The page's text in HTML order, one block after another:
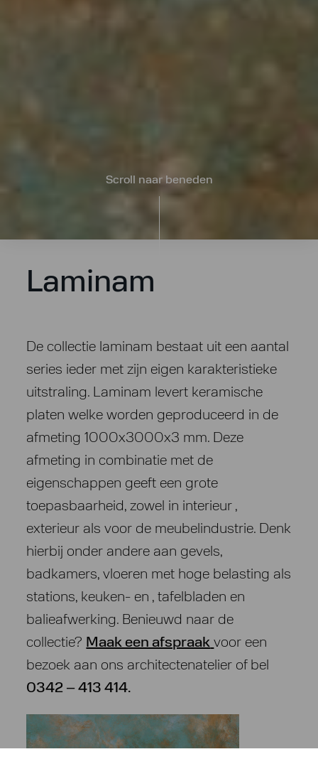
Scroll naar beneden
Laminam
De collectie laminam bestaat uit een aantal
series ieder met zijn eigen karakteristieke
uitstraling. Laminam levert keramische
platen welke worden geproduceerd in de
afmeting 1000x3000x3 mm. Deze
afmeting in combinatie met de
eigenschappen geeft een grote
toepasbaarheid, zowel in interieur ,
exterieur als voor de meubelindustrie. Denk
hierbij onder andere aan gevels,
badkamers, vloeren met hoge belasting als
stations, keuken- en , tafelbladen en
balieafwerking. Benieuwd naar de
collectie? Maak een afspraak voor een
bezoek aan ons architectenatelier of bel
0342 – 413 414.